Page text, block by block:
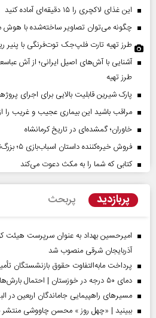
این غذای لاکچری را ۱۵ دقیقه‌ای آماده کنید
چگونه می‌توان تصاویر ساخته‌شده با
طرز تهیه تارت فلپ‌جک توت‌فرنگی با پنیر
آشنایی با آش‌های اصیل ایرانی؛ از آش
طرز تهیه
پارک شیرین قابلیت‌ بالایی برای اجرای
مراقب باشید این بیماری عجیب و غریب را
خاوران؛ گمشده‌ای در تاریخ کرمانشاه
فروش خیره‌کننده داستان اسباب‌بازی ۵؛ بزرگ‌ترین افتتاحیه سال برای پیکسار
کتابی که شما را به مکث دعوت می‌کند
پربازدید پربحث
امیرحسین بهداد به عنوان سرپرست
آذربایجان شرقی منصوب شد
پرداخت مابه‌التفاوت حقوق بازنشستگان
دمای ۵۰ درجه در خوزستان | احتمال بارش‌های سیل‌آسا در ۳ استان
مسیر‌های راهپیمایی جاماندگان اربعین در
ببینید | «چهل روز » محسن چاووشی